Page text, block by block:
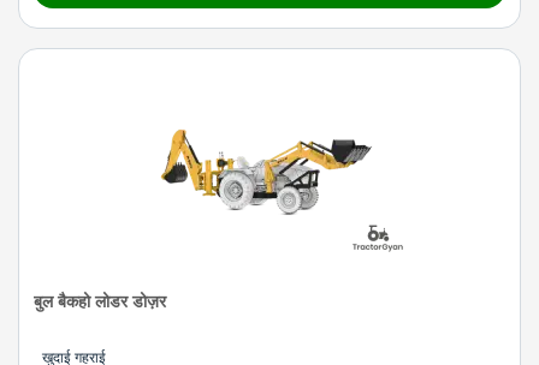
बुल बैकहो लोडर डोज़र
खुदाई गहराई